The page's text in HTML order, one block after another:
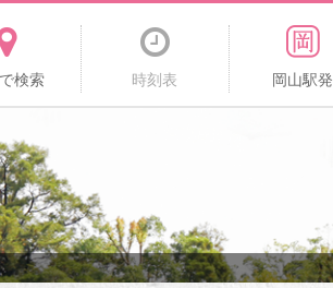
検索 時刻表 岡山駅発